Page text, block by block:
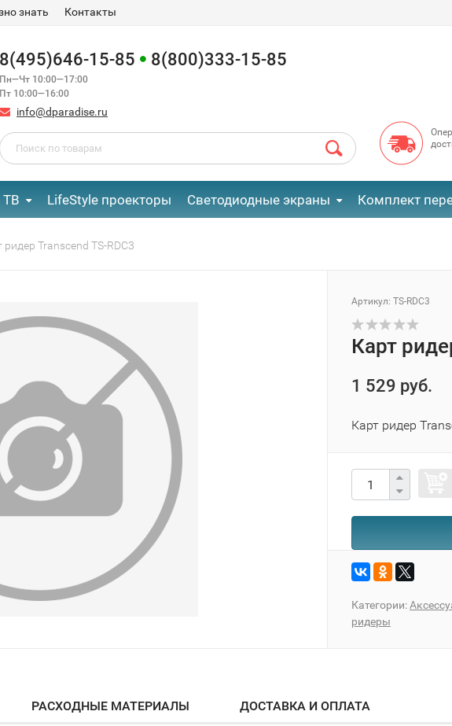
знать Контакты
8(495)646-15-85 8(800)333-15-85
Пн—Чт 10:00—17:00
Пт 10:00—16:00
info@dparadise.ru
ТВ LifeStyle проекторы Светодиодные экраны Комплект
ридер Transcend TS-RDC3
Артикул: TS-RDC3
Карт
1 529 руб.
Карт ридер
Категории:
ридеры
РАСХОДНЫЕ МАТЕРИАЛЫ ДОСТАВКА И ОПЛАТА